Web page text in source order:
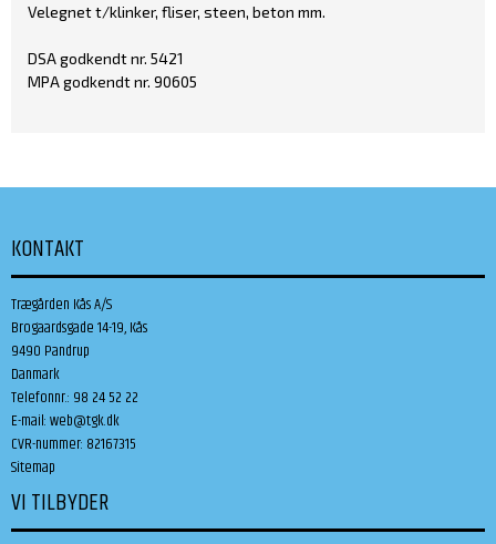
Velegnet t/klinker, fliser, steen, beton mm.
DSA godkendt nr. 5421
MPA godkendt nr. 90605
KONTAKT
Trægården Kås A/S
Brogaardsgade 14-19, Kås
9490 Pandrup
Danmark
Telefonnr.: 98 24 52 22
E-mail:web@tgk.dk
CVR-nummer: 82167315
Sitemap
VI TILBYDER